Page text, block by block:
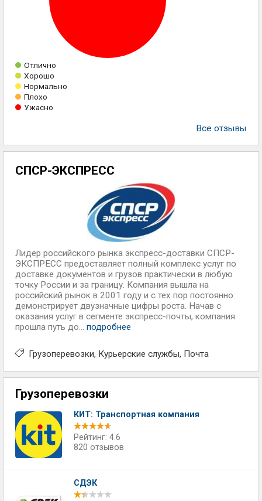
Отлично
Хорошо
Нормально
Плохо
Ужасно
Все отзывы
СПСР-ЭКСПРЕСС
Лидер российского рынка экспресс-доставки СПСР-
ЭКСПРЕСС предоставляет полный комплекс услуг по
доставке документов и грузов практически в любую
точку России и за границу. Компания вышла на
российский рынок в 2001 году и с тех пор постоянно
демонстрирует двузначные цифры роста. Начав с
оказания услуг в сегменте экспресс-почты, компания
прошла путь до... подробнее
Грузоперевозки Курьерские службы Почта
Грузоперевозки
КИТ: Транспортная компания
Рейтинг: 4.6
820 отзывов
СДЭК